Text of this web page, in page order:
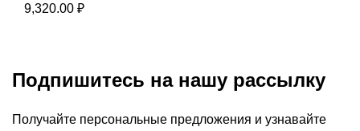
9,320.00 ₽
Подпишитесь на нашу рассылку
Получайте персональные предложения и узнавайте